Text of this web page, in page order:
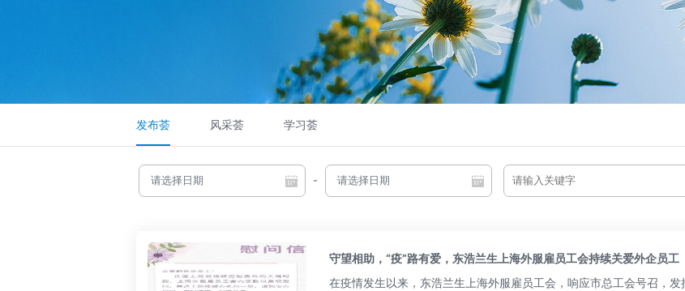
发布荟 风采荟 学习荟
-
守望相助，“疫”路有爱，东浩兰生上海外服雇员工会持续关爱外企员工
在疫情发生以来，东浩兰生上海外服雇员工会，响应市总工会号召，